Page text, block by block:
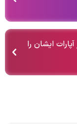
ایشان را